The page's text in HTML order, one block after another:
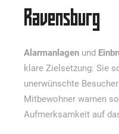
Ravensburg
Alarmanlagen und
klare Zielsetzung: Sie
unerwünschte
Mitbewohner warnen
Aufmerksamkeit auf